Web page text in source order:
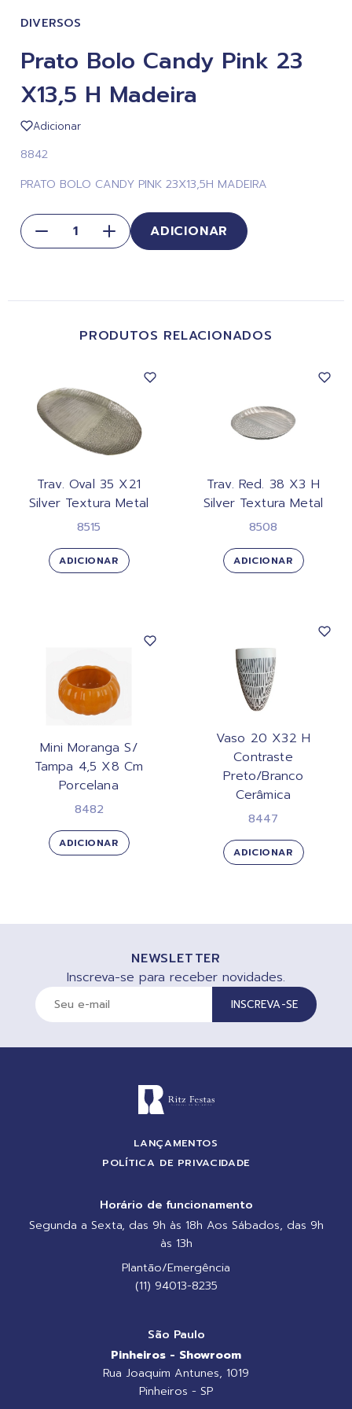
DIVERSOS
Prato Bolo Candy Pink 23
X13,5 H Madeira
Adicionar
8842
PRATO BOLO CANDY PINK 23X13,5H MADEIRA
ADICIONAR
PRODUTOS RELACIONADOS
Trav. Oval 35 X21
Silver Textura Metal
8515
ADICIONAR
Trav. Red. 38 X3 H
Silver Textura Metal
8508
ADICIONAR
Mini Moranga S/
Tampa 4,5 X8 Cm
Porcelana
8482
ADICIONAR
Vaso 20 X32 H
Contraste
Preto/Branco
Cerâmica
8447
ADICIONAR
NEWSLETTER
Inscreva-se para receber novidades.
INSCREVA-SE
LANÇAMENTOS
POLÍTICA DE PRIVACIDADE
Horário de funcionamento
Segunda a Sexta, das 9h às 18h Aos Sábados, das 9h
às 13h
Plantão/Emergência
(11) 94013-8235
São Paulo
Pinheiros - Showroom
Rua Joaquim Antunes, 1019
Pinheiros - SP